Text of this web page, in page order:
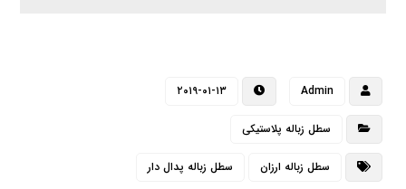
Admin ۲۰۱۹-۰۱-۱۳
سطل زباله پلاستیکی
سطل زباله ارزان سطل زباله پدال دار